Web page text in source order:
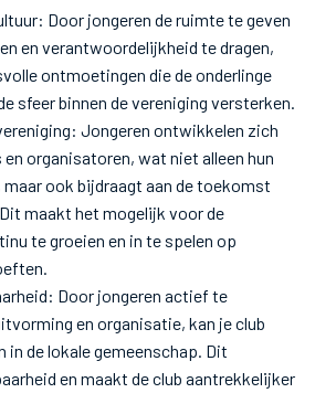
Door jongeren de ruimte te geven
en verantwoordelijkheid te dragen,
ontmoetingen die de onderlinge
sfeer binnen de vereniging versterken.
Jongeren ontwikkelen zich
organisatoren, wat niet alleen hun
ook bijdraagt aan de toekomst
maakt het mogelijk voor de
te groeien en in te spelen op
Door jongeren actief te
en organisatie, kan je club
in de lokale gemeenschap. Dit
en maakt de club aantrekkelijker